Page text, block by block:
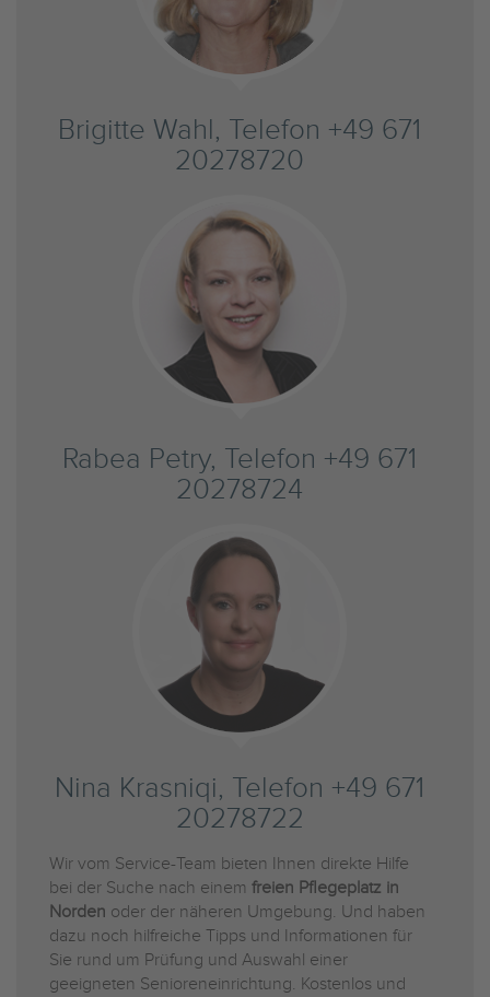
Brigitte Wahl, Telefon +49 671
20278720
Rabea Petry, Telefon +49 671
20278724
Nina Krasniqi, Telefon +49 671
20278722
Wir vom Service-Team bieten Ihnen direkte Hilfe
bei der Suche nach einem freien Pflegeplatz in
Norden oder der näheren Umgebung. Und haben
dazu noch hilfreiche Tipps und Informationen für
Sie rund um Prüfung und Auswahl einer
geeigneten Senioreneinrichtung. Kostenlos und